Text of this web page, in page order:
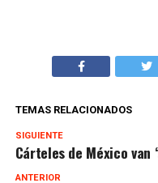
TEMAS RELACIONADOS
SIGUIENTE
Cárteles de México van
ANTERIOR